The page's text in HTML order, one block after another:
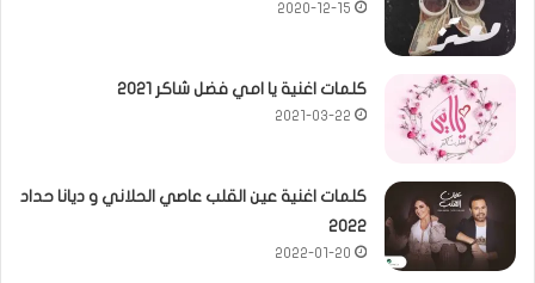
2020-12-15
كلمات اغنية يا امي فضل شاكر 2021
2021-03-22
كلمات اغنية عين القلب عاصي الحلاني و ديانا حداد
2022
2022-01-20